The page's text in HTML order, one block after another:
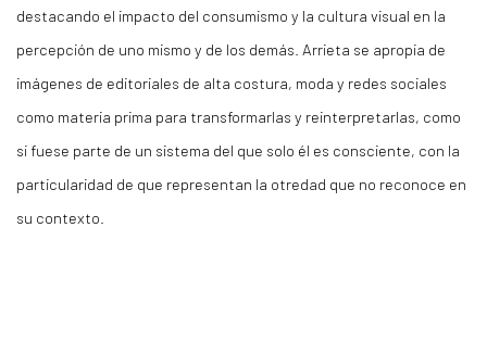
destacando el impacto del consumismo y la cultura visual en la
percepción de uno mismo y de los demás. Arrieta se apropia de
imágenes de editoriales de alta costura, moda y redes sociales
como materia prima para transformarlas y reinterpretarlas, como
si fuese parte de un sistema del que solo él es consciente, con la
particularidad de que representan la otredad que no reconoce en
su contexto.